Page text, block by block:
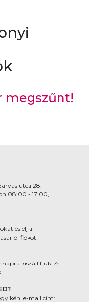
megszűnt!
utca 28.
08:00 - 17:00,
és élj a
fiókot!
kiszállítjuk. A
e-mail cím: